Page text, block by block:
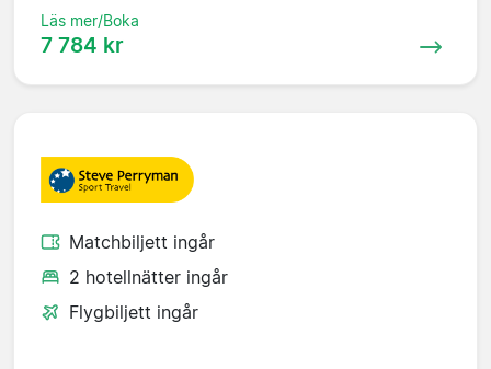
Läs mer/Boka
7 784 kr
Matchbiljett ingår
2 hotellnätter ingår
Flygbiljett ingår